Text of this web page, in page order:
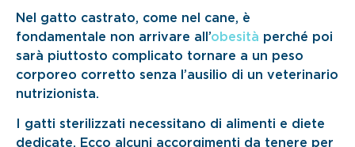
Nel gatto castrato, come nel cane, è
fondamentale non arrivare all’obesità perché poi
sarà piuttosto complicato tornare a un peso
corporeo corretto senza l’ausilio di un veterinario
nutrizionista.
I gatti sterilizzati necessitano di alimenti e diete
dedicate. Ecco alcuni accorgimenti da tenere per